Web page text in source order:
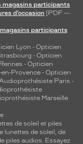
magasins participants
d’occasion [PDF —
participants
Lyon - Opticien
- Opticien
- Opticien
Provence - Opticien
Paris -
Marseille
:
de soleil et piles
lunettes de soleil, de
piles audios. Essayez